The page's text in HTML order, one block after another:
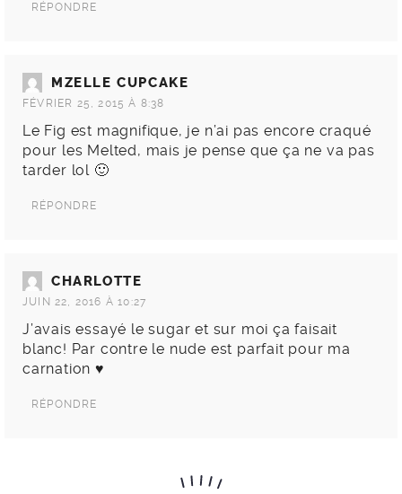
RÉPONDRE
MZELLE CUPCAKE
FÉVRIER 25, 2015 À 8:38
Le Fig est magnifique, je n’ai pas encore craqué
pour les Melted, mais je pense que ça ne va pas
tarder lol 🙂
RÉPONDRE
CHARLOTTE
JUIN 22, 2016 À 10:27
J’avais essayé le sugar et sur moi ça faisait
blanc! Par contre le nude est parfait pour ma
carnation ♥
RÉPONDRE